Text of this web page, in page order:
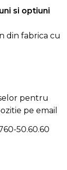
si optiuni
din fabrica cu
pentru
pe email
50.60.60